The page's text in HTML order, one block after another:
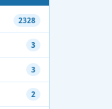
2328
3
3
2